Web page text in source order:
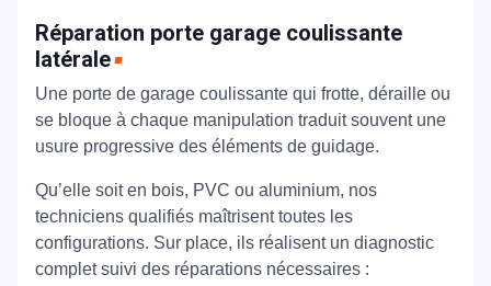
Réparation porte garage coulissante
latérale
Une porte de garage coulissante qui frotte, déraille ou
se bloque à chaque manipulation traduit souvent une
usure progressive des éléments de guidage.
Qu’elle soit en bois, PVC ou aluminium, nos
techniciens qualifiés maîtrisent toutes les
configurations. Sur place, ils réalisent un diagnostic
complet suivi des réparations nécessaires :